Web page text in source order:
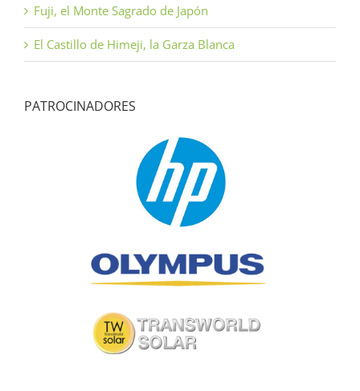
Fuji, el Monte Sagrado de Japón
El Castillo de Himeji, la Garza Blanca
PATROCINADORES